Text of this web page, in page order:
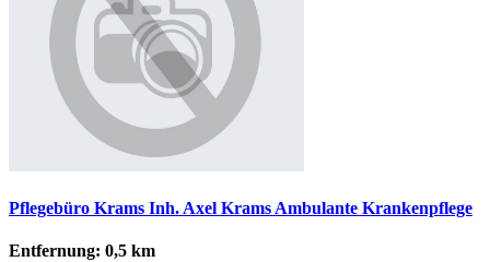
Pflegebüro Krams Inh. Axel Krams Ambulante Krankenpflege
Entfernung: 0,5 km